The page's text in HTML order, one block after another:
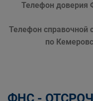
Телефон доверия
Телефон справочной
по